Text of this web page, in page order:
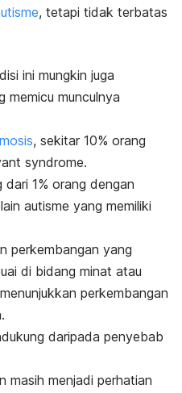
, tetapi tidak terbatas
ini mungkin juga
memicu munculnya
, sekitar 10% orang
syndrome.
1% orang dengan
autisme yang memiliki
perkembangan yang
di bidang minat atau
perkembangan
daripada penyebab
masih menjadi perhatian